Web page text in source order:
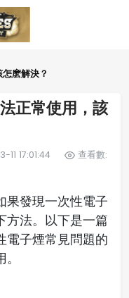
麽解決？
正常使用，該
17:01:44
查看數:
果發現一次性電子
方法。以下是一篇
電子煙常見問題的